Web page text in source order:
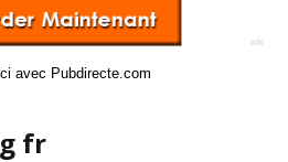
avec Pubdirecte.com
fr